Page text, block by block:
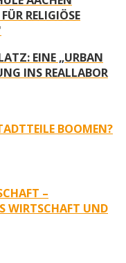
RELIGIÖSE
EINE „URBAN
INS REALLABOR
BOOMEN?
–
WIRTSCHAFT UND